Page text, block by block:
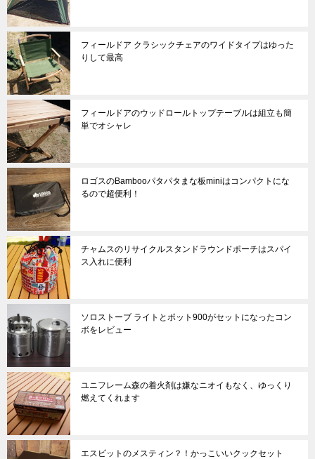
フィールドア クラシックチェアのワイドタイプはゆった
りして最高
フィールドアのウッドロールトップテーブルは組立も簡
単でオシャレ
ロゴスのBambooパタパタまな板miniはコンパクトにな
るので超便利！
チャムスのリサイクルスタンドラウンドポーチはスパイ
ス入れに便利
ソロストーブ ライトとポット900がセットになったコン
ボをレビュー
ユニフレーム森の着火剤は嫌なニオイもなく、ゆっくり
燃えてくれます
エスビットのメスティン？！かっこいいクックセット